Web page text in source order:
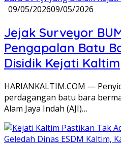
09/05/202609/05/2026
Jejak Surveyor
Pengapalan Batu
Disidik Kejati Kaltim
HARIANKALTIM.COM —
perdagangan batu bara
Alam Jaya Indah (AJI)…